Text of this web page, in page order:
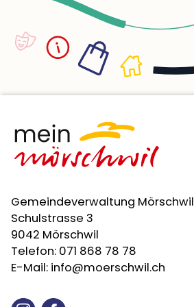
Gemeindeverwaltung Mörschwil
Schulstrasse 3
9042 Mörschwil
Telefon: 071 868 78 78
E-Mail: info@moerschwil.ch